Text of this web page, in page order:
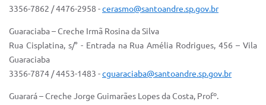
3356-7862 / 4476-2958 -cerasmo@santoandre.sp.gov.br
Guaraciaba – Creche Irmã Rosina da Silva
Rua Cisplatina, s/° - Entrada na Rua Amélia Rodrigues, 456 – Vila
Guaraciaba
3356-7874 / 4453-1483 -cguaraciaba@santoandre.sp.gov.br
Guarará – Creche Jorge Guimarães Lopes da Costa, Profº.